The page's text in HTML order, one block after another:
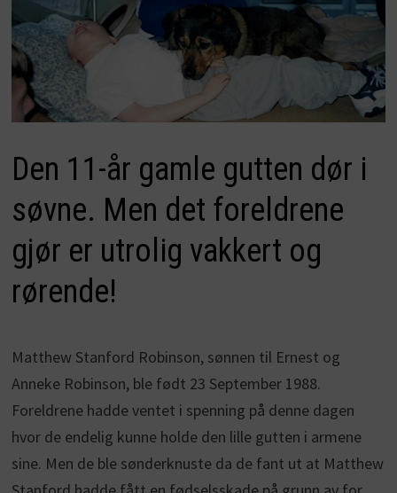
Den 11-år gamle gutten dør i
søvne. Men det foreldrene
gjør er utrolig vakkert og
rørende!
Matthew Stanford Robinson, sønnen til Ernest og
Anneke Robinson, ble født 23 September 1988.
Foreldrene hadde ventet i spenning på denne dagen
hvor de endelig kunne holde den lille gutten i armene
sine. Men de ble sønderknuste da de fant ut at Matthew